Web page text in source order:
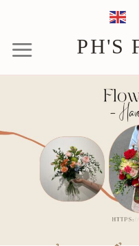
nội
dung
PH'S